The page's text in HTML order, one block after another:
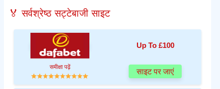
🏅 सर्वश्रेष्ठ सट्टेबाजी साइट
Up To £100
समीक्षा पढ़ें
साइट पर जाएं